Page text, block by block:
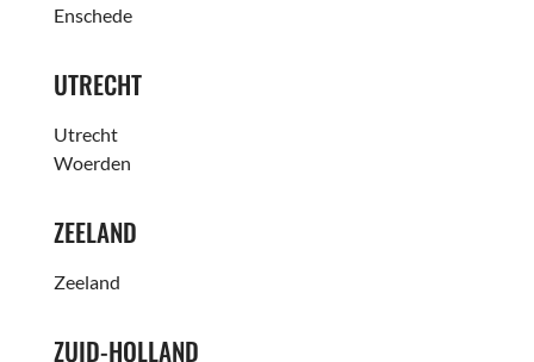
Enschede
UTRECHT
Utrecht
Woerden
ZEELAND
Zeeland
ZUID-HOLLAND